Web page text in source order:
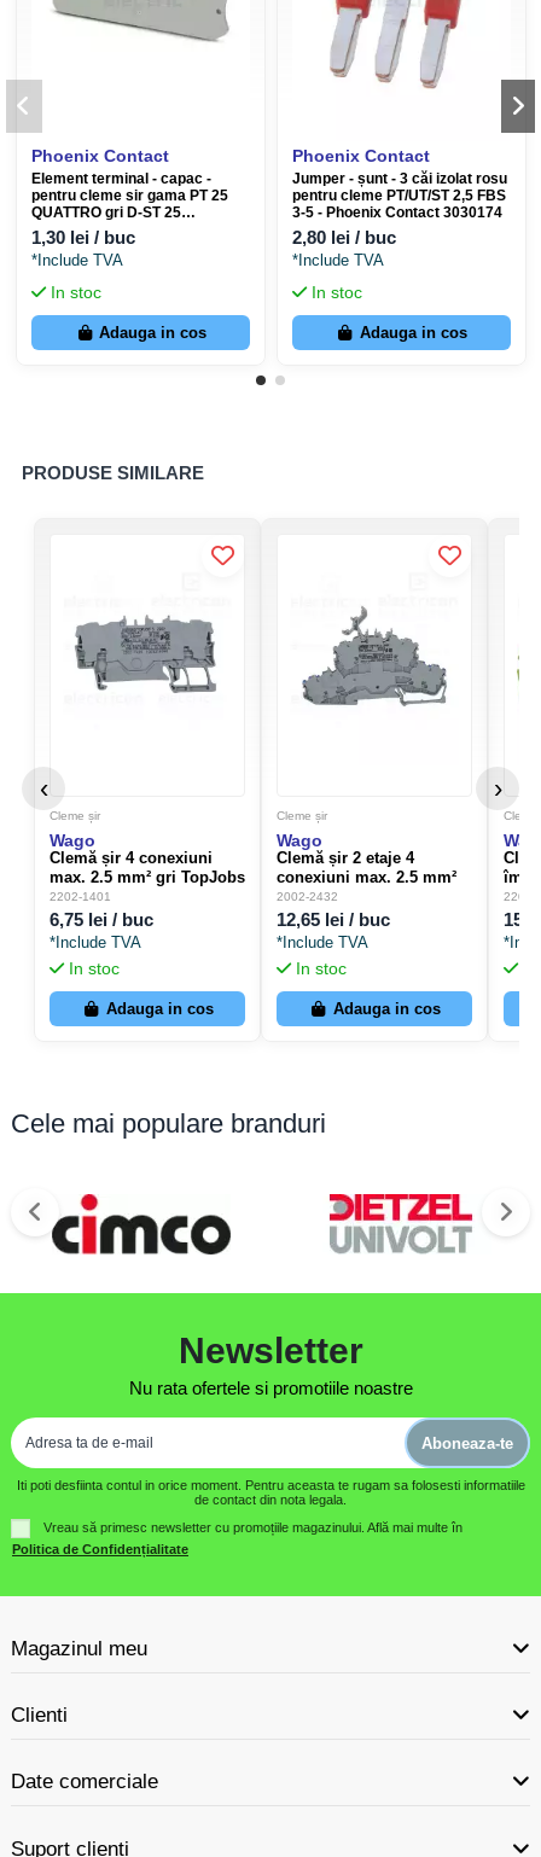
Secțiune transversală a
0,5 mm² ... 4 mm²
material izolant PA
Dimensiuni
Lățime 5,2 mm
Înălțime 72,2 mm
Phoenix Contact
Element terminal - capac -
pentru cleme sir gama PT 25
QUATTRO gri D-ST 25
QUATTRO Phoenix
Contact3030514
1,30 lei / buc
*Include TVA
In stoc
Adauga in cos
Phoenix Contact
Jumper - șunt - 3 căi izolat rosu
pentru cleme PT/UT/ST 2,5 FBS
3-5 - Phoenix Contact 3030174
2,80 lei / buc
*Include TVA
In stoc
Adauga in cos
PRODUSE SIMILARE
‹
Cleme șir
Wago
Clemă șir 4 conexiuni
max. 2.5 mm² gri TopJobs
Push-In - Wago 2202-1401
2202-1401
6,75 lei / buc
*Include TVA
In stoc
Adauga in cos
Cleme șir
Wago
Clemă șir 2 etaje 4
conexiuni max. 2.5 mm²
gri CAGE CLAMP - Wago
2002-2432
2002-2432
12,65 lei / buc
*Include TVA
In stoc
Adauga in cos
Cleme
2202-
In
›
Cele mai populare branduri
Newsletter
Nu rata ofertele si promotiile noastre
Aboneaza-te
Iti poti desfiinta contul in orice moment. Pentru aceasta te rugam sa folosesti informatiile
de contact din nota legala.
Vreau să primesc newsletter cu promoțiile magazinului. Află mai multe în
Politica de Confidențialitate
Magazinul meu
Clienti
Date comerciale
Suport clienti